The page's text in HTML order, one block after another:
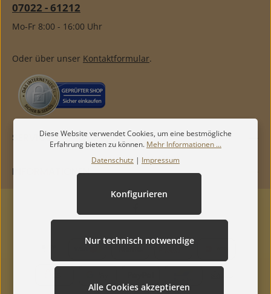
07022 - 61212
Mo-Fr 8:00 - 16:00 Uhr
Oder über unser Kontaktformular.
SERVICE
INFORMATIONEN
Diese Website verwendet Cookies, um eine bestmögliche
Erfahrung bieten zu können. Mehr Informationen ...
Datenschutz | Impressum
Nur technisch notwendige
Konfigurieren
Alle Cookies akzeptieren